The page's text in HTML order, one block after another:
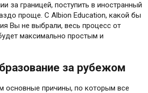
за границей, поступить в иностранный
проще. С Albion Education, какой бы
Вы не выбрали, весь процесс от
максимально простым и
за рубежом
основные причины, по которым все